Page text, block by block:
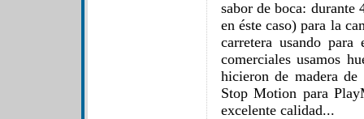
sabor de boca:
en éste caso) para la
carretera usando
comerciales usamos
hicieron de madera
Stop Motion para
excelente calidad...